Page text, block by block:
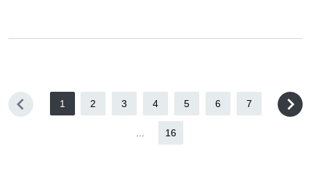
1 2 3 4 5 6 7
16